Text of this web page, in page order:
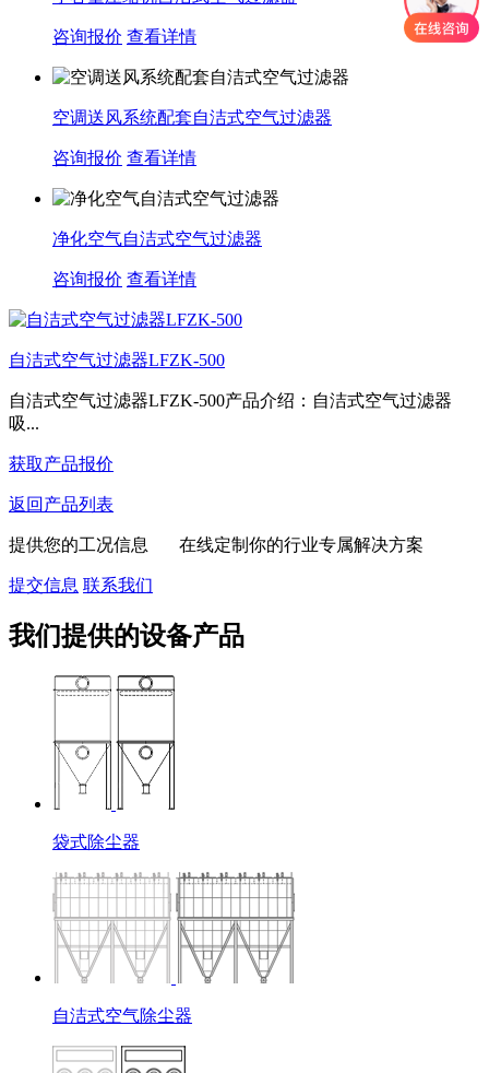
咨询报价 查看详情
空调送风系统配套自洁式空气过滤器
咨询报价 查看详情
净化空气自洁式空气过滤器
咨询报价 查看详情
自洁式空气过滤器LFZK-500
自洁式空气过滤器LFZK-500产品介绍：自洁式空气过滤器
吸...
获取产品报价
返回产品列表
提供您的工况信息 在线定制你的行业专属解决方案
提交信息 联系我们
我们提供的设备产品
袋式除尘器
自洁式空气除尘器